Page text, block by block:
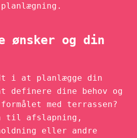
ønsker og din
i at planlægge din
definere dine behov og
med terrassen?
til afslapning,
eller andre